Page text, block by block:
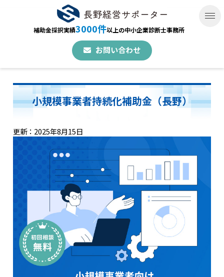
補助金採択実績3000件以上の中小企業診断士事務所
お問い合わせ
小規模事業者持続化補助金（長野）
更新：2025年8月15日